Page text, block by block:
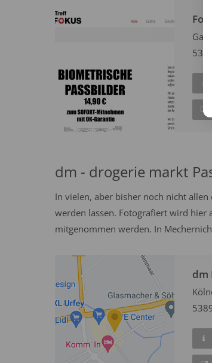
dm - drogerie markt
In vielen, aber bisher noch nicht
werden lassen. Fotografiert wird
mitgenommen werden. In
dm